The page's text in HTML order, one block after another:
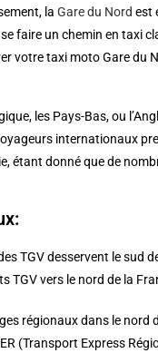
la Gare du Nord est
faire un chemin en taxi
votre taxi moto Gare du
les Pays-Bas, ou
internationaux
étant donné que de
TGV desservent le sud
TGV vers le nord de la
régionaux dans le nord
(Transport Express